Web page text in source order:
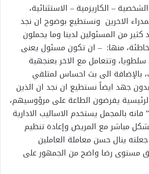
– الكاريزمية – الاستثنائية،
الاخرين ونستطيع بوضوح ان نجد
كثير من المسئولين لدينا وما يحملون
منها: – ان تكون مسئول يعنى
وتتعامل مع الاخر بعنجهية
بالإضافة الى بث احساس لمتلقي
جهد ايضاً نستطيع ان نجد ان الذين
يفرضون الطاعة على مرؤوسيهم،
فانه بالمجمل يستخدم الاساليب الادارية
مباشر مع المريض وإعادة تنظيم
ينال حسن معاملة العاملين
مستوى رضا واضح من الجمهور على